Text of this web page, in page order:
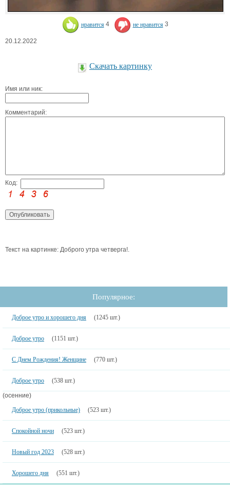
нравится 4 не нравится 3
20.12.2022
Скачать картинку
Имя или ник:
Комментарий:
Код:
Текст на картинке: Доброго утра четверга!.
Популярное:
Доброе утро и хорошего дня (1245 шт.)
Доброе утро (1151 шт.)
С Днем Рождения! Женщине (770 шт.)
Доброе утро (538 шт.)
(осенние)
Доброе утро (прикольные)
(523 шт.)
Спокойной ночи (523 шт.)
Новый год 2023 (528 шт.)
Хорошего дня (551 шт.)